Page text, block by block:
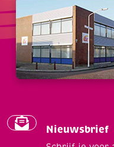
Nieuwsbrief